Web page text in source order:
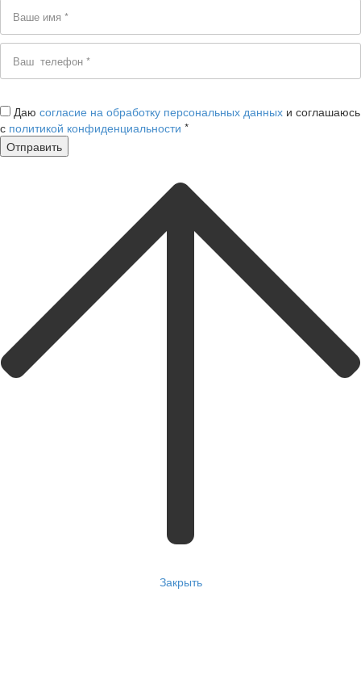
Даю согласие на обработку персональных данных и соглашаюсь
с политикой конфиденциальности *
Закрыть